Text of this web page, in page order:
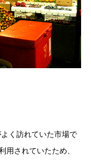
く訪れていた市場で
用されていたため、